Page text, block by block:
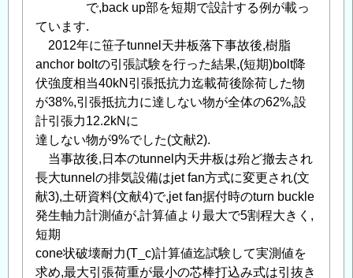
つ
い
て
」
へ
の
返
で,back up部を短期で設計する例が載っ
ています.
2012年に笹子tunnel天井板落下事故後,樹脂
anchor boltの引張試験を行った結果,(短期)bolt降
伏強度相当40kN引張抵抗力迄載荷後除荷した物
が38%,引張抵抗力に達しない物が全体の62%,設
計引張力12.2kNに
達しない物が9%でした(文献2).
当事故後,日本のtunnel内天井板は殆ど撤去され
長大tunnelの排気設備はjet fan方式に変更され(文
献3),土研資料(文献4)で,jet fan据付時のturn buckle
発生軸力計測値が,計算値より最大で5割程大きく,
短期
cone状破壊耐力(T_c)計算値迄試験して実測値を
求め,最大引張荷重が最小の芯棒打込み式は引抜き